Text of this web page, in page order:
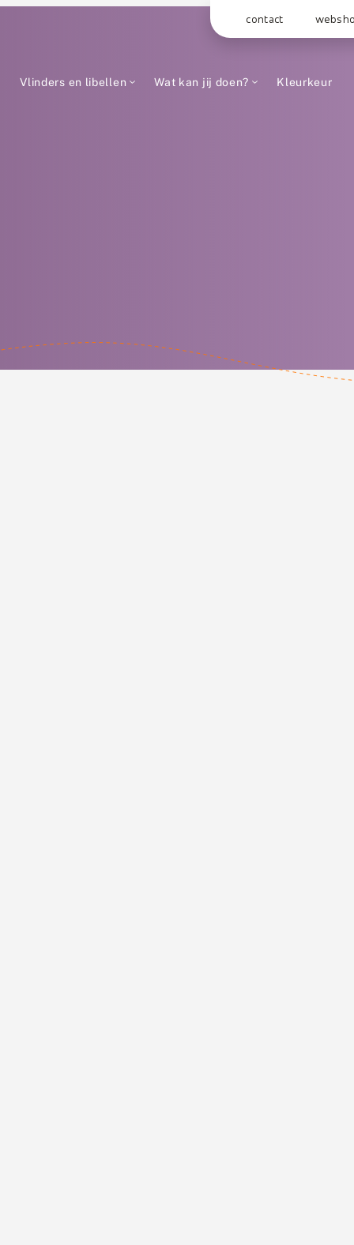
contact
Vlinders en libellen Wat kan jij doen? Kleurkeur